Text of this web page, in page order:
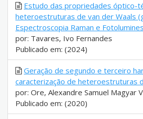
Estudo das propriedades óptico-
heteroestruturas de van der Waals
Espectroscopia Raman e
por: Tavares, Ivo Fernandes
Publicado em: (2024)
Geração de segundo e terceiro
caracterização de heteroestruturas
por: Ore, Alexandre Samuel Magyar
Publicado em: (2020)